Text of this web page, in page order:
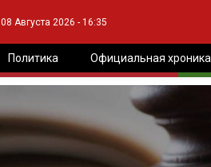
08 Августа 2026 - 16:35
Политика Официальная хроника